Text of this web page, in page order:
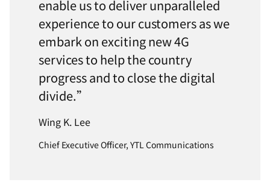
enable us to deliver unparalleled
experience to our customers as we
embark on exciting new 4G
services to help the country
progress and to close the digital
divide.”
Wing K. Lee
Chief Executive Officer, YTL Communications